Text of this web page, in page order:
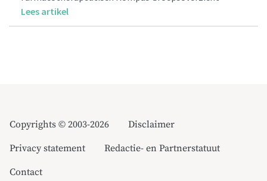
Lees artikel
Copyrights © 2003-2026
Disclaimer
Privacy statement
Redactie- en Partnerstatuut
Contact